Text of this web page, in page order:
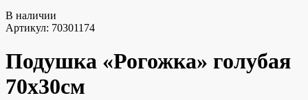
В наличии
Артикул: 70301174
Подушка «Рогожка» голубая
70х30см